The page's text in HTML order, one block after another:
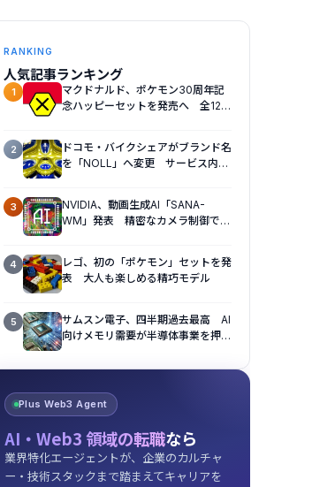
RANKING
人気記事ランキング
1
マクドナルド、ポケモン30周年記
念ハッピーセットを発売へ 全12種
2
ドコモ・バイクシェアがブランド名
を「NOLL」へ変更 サービス内容
3
NVIDIA、動画生成AI「SANA-
WM」発表 精密なカメラ制御で視
4
レゴ、初の「ポケモン」セットを発
表 大人も楽しめる精巧モデル
5
サムスン電子、四半期過去最高 AI
向けメモリ需要が半導体事業を押し
Plus Web3 Agent
AI・Web3 領域の転職なら
業界特化エージェントが、企業のカルチャ
ー・技術スタックまで踏まえてキャリアを